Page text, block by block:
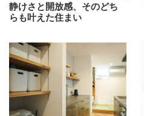
静けさと開放感、そのどち
らも叶えた住まい